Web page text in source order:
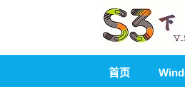
首页